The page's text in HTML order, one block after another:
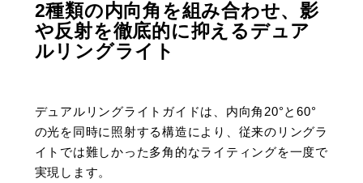
2種類の内向角を組み合わせ、影
や反射を徹底的に抑えるデュア
ルリングライト
デュアルリングライトガイドは、内向角20°と60°
の光を同時に照射する構造により、従来のリングラ
イトでは難しかった多角的なライティングを一度で
実現します。